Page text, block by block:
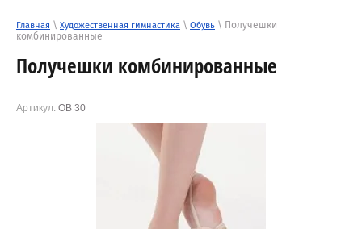
Главная \ Художественная гимнастика \ Обувь \ Получешки
комбинированные
Получешки комбинированные
Артикул: ОВ 30